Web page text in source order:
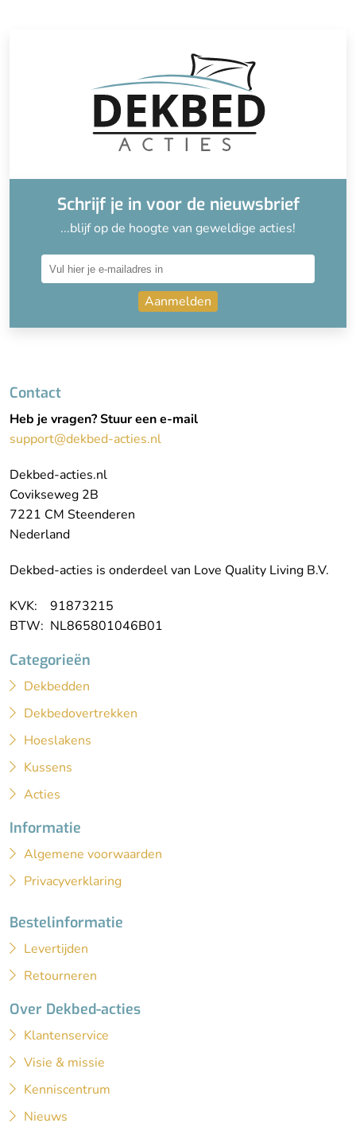
Schrijf je in voor de nieuwsbrief
...blijf op de hoogte van geweldige acties!
Aanmelden
Contact
Heb je vragen? Stuur een e-mail
support@dekbed-acties.nl
Dekbed-acties.nl
Covikseweg 2B
7221 CM Steenderen
Nederland
Dekbed-acties is onderdeel van Love Quality Living B.V.
KVK: 91873215
BTW: NL865801046B01
Categorieën
Dekbedden
Dekbedovertrekken
Hoeslakens
Kussens
Acties
Informatie
Algemene voorwaarden
Privacyverklaring
Bestelinformatie
Levertijden
Retourneren
Over Dekbed-acties
Klantenservice
Visie & missie
Kenniscentrum
Nieuws